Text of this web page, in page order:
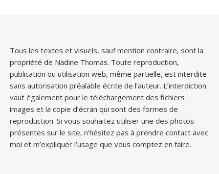
Tous les textes et visuels, sauf mention contraire, sont la
propriété de Nadine Thomas. Toute reproduction,
publication ou utilisation web, même partielle, est interdite
sans autorisation préalable écrite de l’auteur. L’interdiction
vaut également pour le téléchargement des fichiers
images et la copie d’écran qui sont des formes de
reproduction. Si vous souhaitez utiliser une des photos
présentes sur le site, n’hésitez pas à prendre contact avec
moi et m’expliquer l’usage que vous comptez en faire.